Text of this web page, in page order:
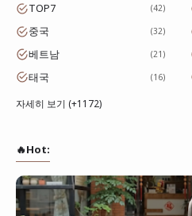
TOP7 42
중국 32
베트남 21
태국 16
자세히 보기 (+1172)
🔥Hot: